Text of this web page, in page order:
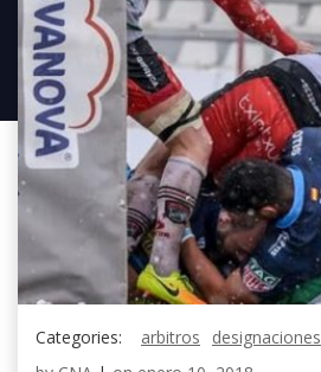
Categories: arbitros
designaciones